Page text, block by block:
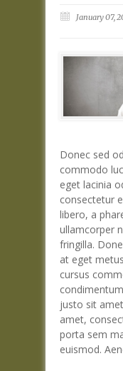
January 07,
Donec sed
commodo
eget lacinia
consectetur
libero, a
ullamcorper
fringilla.
at eget
cursus
justo sit
amet,
porta sem
euismod.